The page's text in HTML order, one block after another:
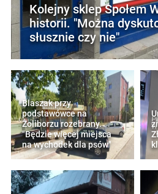
Kolejny sklep Społem
historii. "Można
słusznie czy nie"
Blaszak przy
podstawówce na
Żoliborzu rozebrany.
"Będzie więcej miejsca
na wychodek dla psów"